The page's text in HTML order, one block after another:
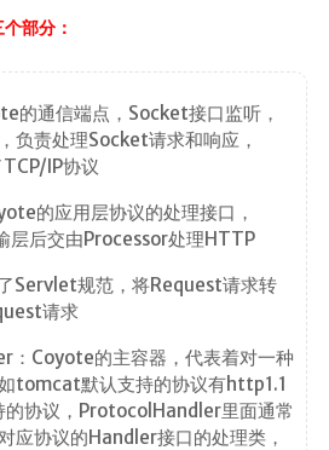
部分：
的通信端点，Socket接口监听，
负责处理Socket请求和响应，
IP协议
的应用层协议的处理接口，
层后交由Processor处理HTTP
Servlet规范，将Request请求转
请求
：Coyote的主容器，代表着对一种
tomcat默认支持的协议有http1.1
的协议，ProtocolHandler里面通常
应协议的Handler接口的处理类，